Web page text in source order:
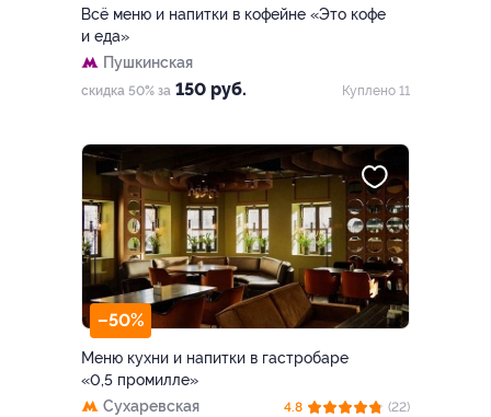
Всё меню и напитки в кофейне «Это кофе
и еда»
Пушкинская
скидка 50% за 150 руб. Куплено 11
–50%
Меню кухни и напитки в гастробаре
«0,5 промилле»
Сухаревская
4.8
(22)